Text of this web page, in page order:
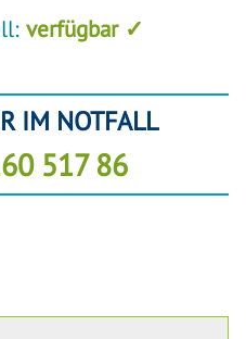
verfügbar ✓
IM NOTFALL
517 86